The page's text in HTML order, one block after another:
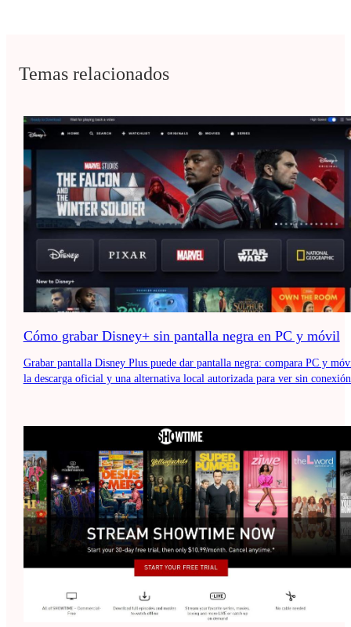
Temas relacionados
Cómo grabar Disney+ sin pantalla negra en PC y móvil
Grabar pantalla Disney Plus puede dar pantalla negra: compara PC y
la descarga oficial y una alternativa local autorizada para ver sin